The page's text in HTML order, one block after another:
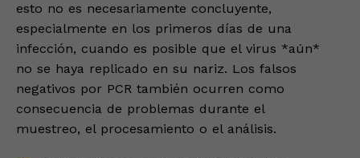
esto no es necesariamente concluyente,
especialmente en los primeros días de una
infección, cuando es posible que el virus *aún*
no se haya replicado en su nariz. Los falsos
negativos por PCR también ocurren como
consecuencia de problemas durante el
muestreo, el procesamiento o el análisis.